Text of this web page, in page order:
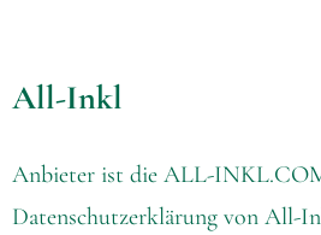
All-Inkl
Anbieter ist die ALL-
Datenschutzerklärung von All-